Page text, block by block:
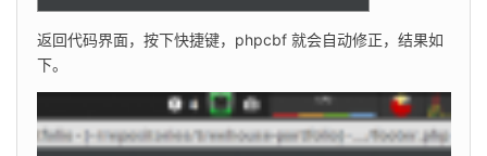
返回代码界面，按下快捷键，phpcbf 就会自动修正，结果如
下。